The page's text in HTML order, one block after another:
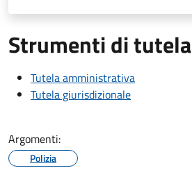
Strumenti di tutela
Tutela amministrativa
Tutela giurisdizionale
Argomenti:
Polizia